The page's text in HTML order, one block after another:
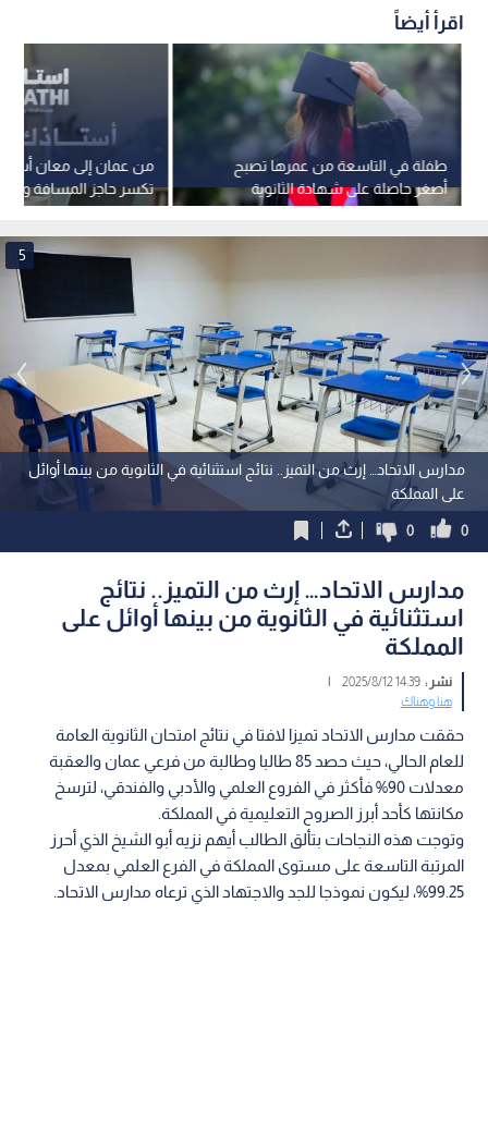
اقرأ أيضاً
تكسر حاجز المسافة
معلمي التوجيهي بين
أردني
طفلة في التاسعة من عمرها تصبح
أصغر حاصلة على شهادة الثانوية
الفرنسية
مدارس الاتحاد… إرث من التميز.. نتائج استثنائية في الثانوية من بينها أوائل
على المملكة
5
0
0
مدارس الاتحاد… إرث من التميز.. نتائج
استثنائية في الثانوية من بينها أوائل على
المملكة
نشر :14:39 2025/8/12
|
هنا وهناك
حققت مدارس الاتحاد تميزا لافتا في نتائج امتحان الثانوية العامة
للعام الحالي، حيث حصد 85 طالبا وطالبة من فرعي عمان والعقبة
معدلات 90% فأكثر في الفروع العلمي والأدبي والفندقي، لترسخ
مكانتها كأحد أبرز الصروح التعليمية في المملكة.
وتوجت هذه النجاحات بتألق الطالب أيهم نزيه أبو الشيخ الذي أحرز
المرتبة التاسعة على مستوى المملكة في الفرع العلمي بمعدل
99.25%، ليكون نموذجا للجد والاجتهاد الذي ترعاه مدارس الاتحاد.